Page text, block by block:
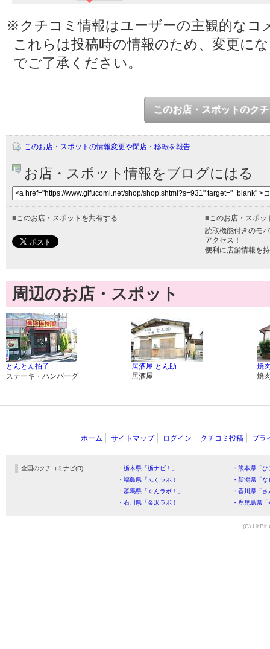
※クチコミ情報はユーザーの主観的なコ
これらは投稿時の情報のため、変更に
でご了承ください。
このお店・スポットのク
このお店・スポットの情報変更や閉店・移転を報告
お店・スポット情報をブログにはる
■このお店・スポットを共有する ■このお店・スポッ
読取機能付きのモ
アクセス！
便利に店舗情報を
周辺のお店・スポット
とんとん拍子
ステーキ・ハンバーグ
居酒屋 とん助
居酒屋
焼
焼
ホーム サイトマップ ログイン クチコミ投稿 プラ
全国のクチコミナビ(R) ・栃木県「栃ナビ！」
・熊本県「
・福島県「ふくラボ！」
・新潟県「
・群馬県「ぐんラボ！」
・香川県「
・石川県「金沢ラボ！」
・鹿児島県
(C) HitBit